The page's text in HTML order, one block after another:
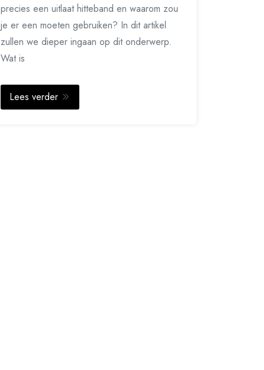
precies een uitlaat hitteband en waarom zou
je er een moeten gebruiken? In dit artikel
zullen we dieper ingaan op dit onderwerp.
Wat is
Lees verder